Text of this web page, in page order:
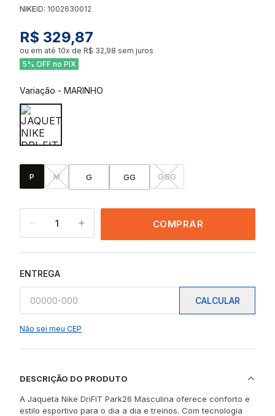
NIKEID: 1002630012
R$ 329,87
ou em até 10x de R$ 32,98 sem juros
5% OFF no PIX
Variação - MARINHO
P M G GG GGG
1 COMPRAR
ENTREGA
CALCULAR
Não sei meu CEP
DESCRIÇÃO DO PRODUTO
A Jaqueta Nike DriFIT Park26 Masculina oferece conforto e
estilo esportivo para o dia a dia e treinos. Com tecnologia